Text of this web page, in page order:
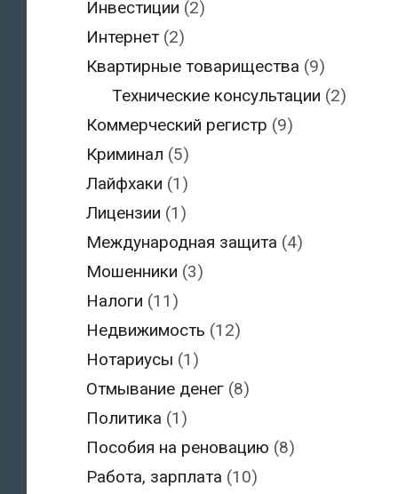
Инвестиции (2)
Интернет (2)
Квартирные товарищества (9)
Технические консультации (2)
Коммерческий регистр (9)
Криминал (5)
Лайфхаки (1)
Лицензии (1)
Международная защита (4)
Мошенники (3)
Налоги (11)
Недвижимость (12)
Нотариусы (1)
Отмывание денег (8)
Политика (1)
Пособия на реновацию (8)
Работа, зарплата (10)